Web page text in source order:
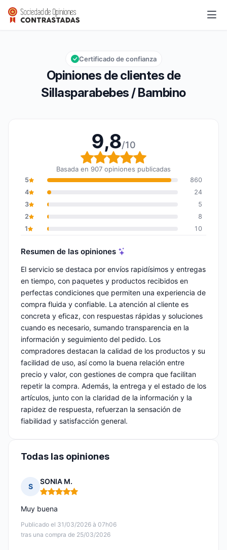
Calificación global: 9,8 de 10
9,8/10
Opiniones de clientes de
Sillasparabebes / Bambino
Certificado de confianza
9,8/10
Calificación global: 9,8
Basada en 907 opiniones publicadas
5
860
4
24
3
5
2
8
1
10
Resumen de las opiniones
El servicio se destaca por envíos rapidísimos y entregas
en tiempo, con paquetes y productos recibidos en
perfectas condiciones que permiten una experiencia de
compra fluida y confiable. La atención al cliente es
concreta y eficaz, con respuestas rápidas y soluciones
cuando es necesario, sumando transparencia en la
información y seguimiento del pedido. Los
compradores destacan la calidad de los productos y su
facilidad de uso, así como la buena relación entre
precio y valor, con gestiones de compra que facilitan
repetir la compra. Además, la entrega y el estado de los
artículos, junto con la claridad de la información y la
rapidez de respuesta, refuerzan la sensación de
fiabilidad y satisfacción general.
Todas las opiniones
S
SONIA M.
Nota: 5 de 5
Publicado el 31/03/2026 à 07h06
tras una compra de 25/03/2026
Muy buena